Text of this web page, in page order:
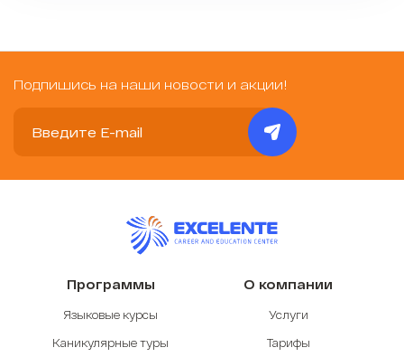
Подпишись на наши новости и акции!
Программы
Языковые курсы
Каникулярные туры
О компании
Услуги
Тарифы